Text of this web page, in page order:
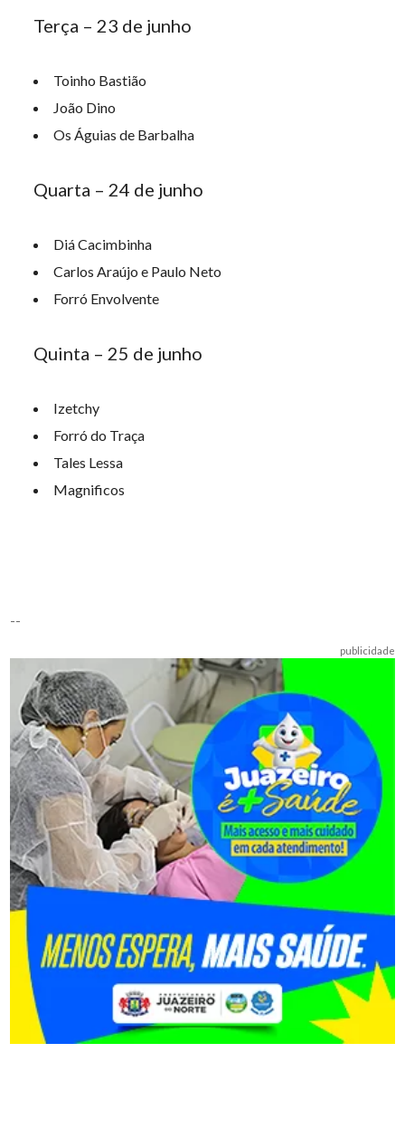
Terça – 23 de junho
Toinho Bastião
João Dino
Os Águias de Barbalha
Quarta – 24 de junho
Diá Cacimbinha
Carlos Araújo e Paulo Neto
Forró Envolvente
Quinta – 25 de junho
Izetchy
Forró do Traça
Tales Lessa
Magnificos
--
publicidade